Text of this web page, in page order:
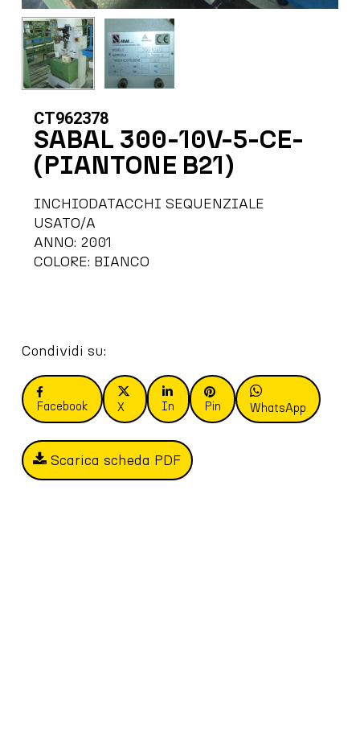
CT962378
SABAL 300-10V-5-CE-
(PIANTONE B21)
INCHIODATACCHI SEQUENZIALE
USATO/A
ANNO: 2001
COLORE: BIANCO
Condividi su:
Facebook X In Pin WhatsApp
Scarica scheda PDF